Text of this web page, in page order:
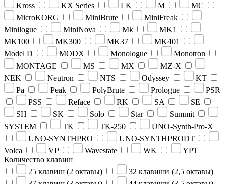
Kross
KX Series LK M
MC
MicroKORG
MiniBrute
MiniFreak
Minilogue
MiniNova Mk
MK1
MK100
MK300 MK37
MK401
Model D
MODX Monologue
Monotron
MONTAGE
MS MX
MZ-X
NEK
Neutron NTS Odyssey
KT
Pa
Peak PolyBrute Prologue
PSR
PSS
Reface RK SA
SE
SH
SK Solo Star
Summit
SYSTEM
TK TK-250
UNO-Synth-Pro-X
UNO-SYNTHPRO
UNO-SYNTHPRODT
Volca
VP Wavestate WK
YPT
Количество клавиш
25 клавиш (2 октавы)
32 клавиши (2,5 октавы)